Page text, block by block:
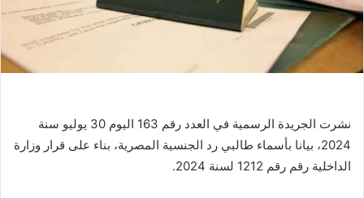
نشرت الجريدة الرسمية في العدد رقم 163 اليوم 30 يوليو سنة
2024، بيانا بأسماء طالبي رد الجنسية المصرية، بناء على قرار وزارة
الداخلية رقم رقم 1212 لسنة 2024.